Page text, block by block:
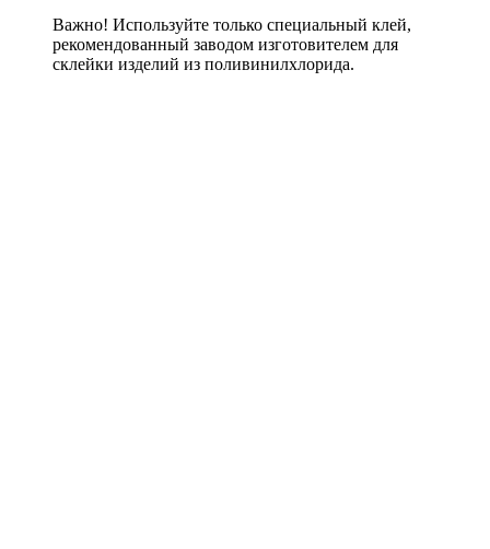
Важно! Используйте только специальный клей,
рекомендованный заводом изготовителем для
склейки изделий из поливинилхлорида.